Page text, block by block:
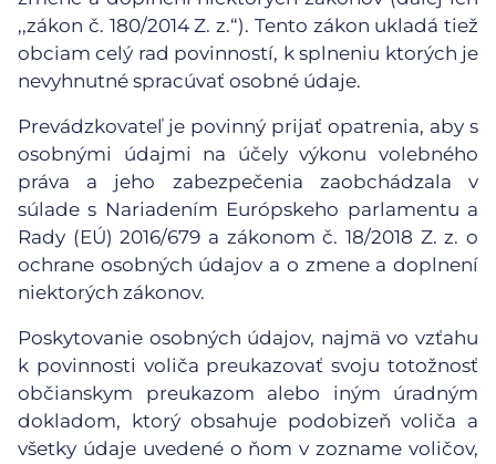
,,zákon č. 180/2014 Z. z.“). Tento zákon ukladá tiež
obciam celý rad povinností, k splneniu ktorých je
nevyhnutné spracúvať osobné údaje.
Prevádzkovateľ je povinný prijať opatrenia, aby s
osobnými údajmi na účely výkonu volebného
práva a jeho zabezpečenia zaobchádzala v
súlade s Nariadením Európskeho parlamentu a
Rady (EÚ) 2016/679 a zákonom č. 18/2018 Z. z. o
ochrane osobných údajov a o zmene a doplnení
niektorých zákonov.
Poskytovanie osobných údajov, najmä vo vzťahu
k povinnosti voliča preukazovať svoju totožnosť
občianskym preukazom alebo iným úradným
dokladom, ktorý obsahuje podobizeň voliča a
všetky údaje uvedené o ňom v zozname voličov,